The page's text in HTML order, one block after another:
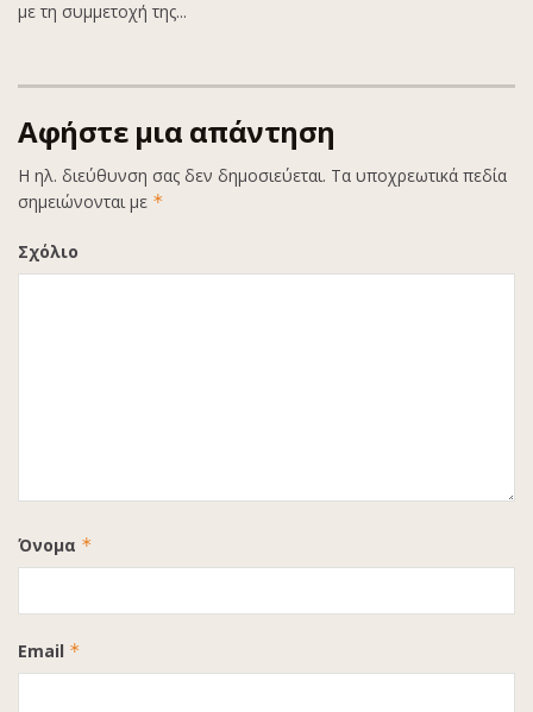
με τη συμμετοχή της...
Αφήστε μια απάντηση
Η ηλ. διεύθυνση σας δεν δημοσιεύεται. Τα υποχρεωτικά πεδία
σημειώνονται με *
Σχόλιο
Όνομα *
Email *